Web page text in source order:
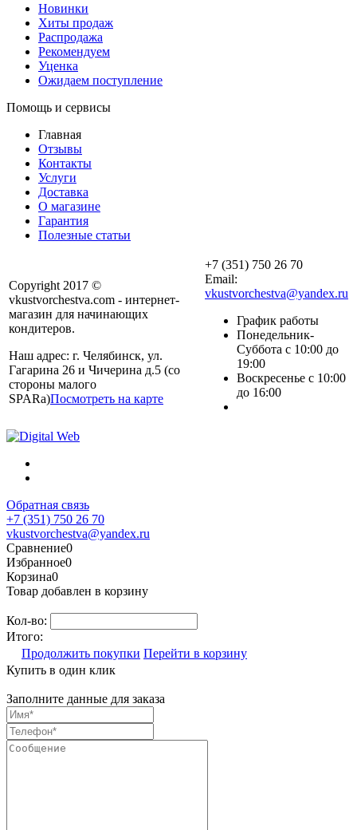
Новинки
Хиты продаж
Распродажа
Рекомендуем
Уценка
Ожидаем поступление
Помощь и сервисы
Главная
Отзывы
Контакты
Услуги
Доставка
О магазине
Гарантия
Полезные статьи
Copyright 2017 ©
vkustvorchestva.com - интернет-
магазин для начинающих
кондитеров.
Наш адрес: г. Челябинск, ул.
Гагарина 26 и Чичерина д.5 (со
стороны малого
SPARa)Посмотреть на карте
+7 (351) 750 26 70
Email:
vkustvorchestva@yandex.ru
График работы
Понедельник-
Суббота с 10:00 до
19:00
Воскресенье с 10:00
до 16:00
Обратная связь
+7 (351) 750 26 70
vkustvorchestva@yandex.ru
Сравнение0
Избранное0
Корзина0
Товар добавлен в корзину
Кол-во:
Итого:
Продолжить покупки Перейти в корзину
Купить в один клик
Заполните данные для заказа